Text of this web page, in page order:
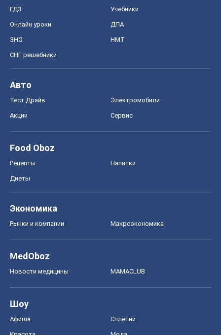
ГДЗ Учебники
Онлайн уроки ДПА
ЗНО НМТ
СНГ решебники
Авто
Тест Драйв Электромобили
Акции Сервис
Food Oboz
Рецепты Напитки
Диеты
Экономика
Рынки и компании Mакроэкономика
MedOboz
Новости медицины MAMACLUB
Шоу
Афиша Сплетни